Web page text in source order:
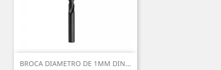
BROCA DIAMETRO DE 1MM DIN...